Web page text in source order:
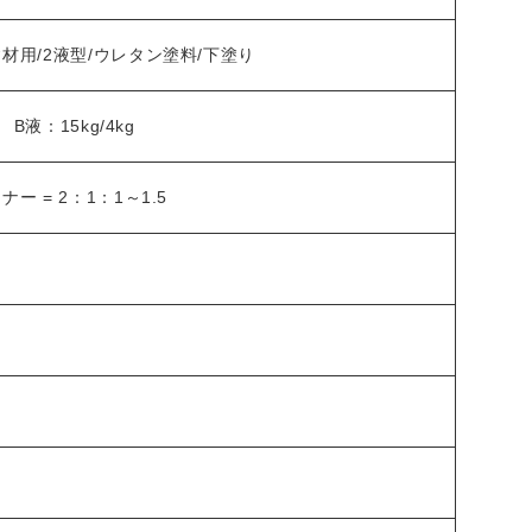
用/2液型/ウレタン塗料/下塗り
B液：15kg/4kg
ー = 2：1：1～1.5